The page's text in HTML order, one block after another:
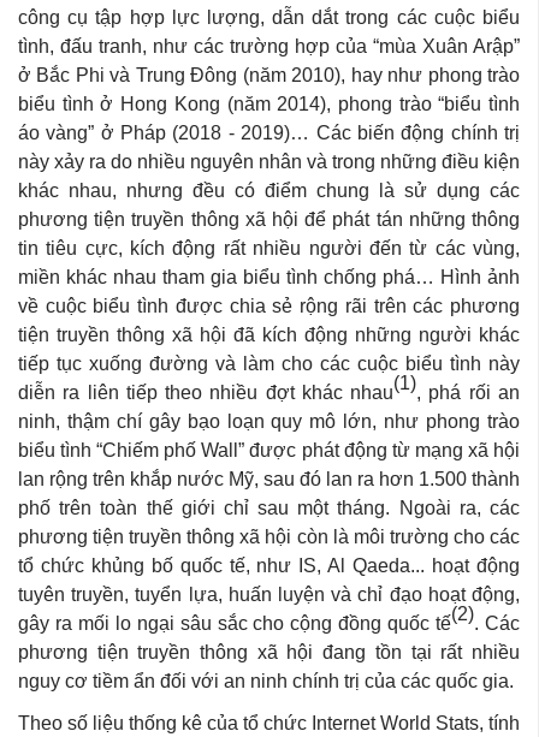
công cụ tập hợp lực lượng, dẫn dắt trong các cuộc biểu
tình, đấu tranh, như các trường hợp của “mùa Xuân Arập”
ở Bắc Phi và Trung Đông (năm 2010), hay như phong trào
biểu tình ở Hong Kong (năm 2014), phong trào “biểu tình
áo vàng” ở Pháp (2018 - 2019)… Các biến động chính trị
này xảy ra do nhiều nguyên nhân và trong những điều kiện
khác nhau, nhưng đều có điểm chung là sử dụng các
phương tiện truyền thông xã hội để phát tán những thông
tin tiêu cực, kích động rất nhiều người đến từ các vùng,
miền khác nhau tham gia biểu tình chống phá… Hình ảnh
về cuộc biểu tình được chia sẻ rộng rãi trên các phương
tiện truyền thông xã hội đã kích động những người khác
tiếp tục xuống đường và làm cho các cuộc biểu tình này
diễn ra liên tiếp theo nhiều đợt khác nhau(1), phá rối an
ninh, thậm chí gây bạo loạn quy mô lớn, như phong trào
biểu tình “Chiếm phố Wall” được phát động từ mạng xã hội
lan rộng trên khắp nước Mỹ, sau đó lan ra hơn 1.500 thành
phố trên toàn thế giới chỉ sau một tháng. Ngoài ra, các
phương tiện truyền thông xã hội còn là môi trường cho các
tổ chức khủng bố quốc tế, như IS, Al Qaeda... hoạt động
tuyên truyền, tuyển lựa, huấn luyện và chỉ đạo hoạt động,
gây ra mối lo ngại sâu sắc cho cộng đồng quốc tế(2). Các
phương tiện truyền thông xã hội đang tồn tại rất nhiều
nguy cơ tiềm ẩn đối với an ninh chính trị của các quốc gia.
Theo số liệu thống kê của tổ chức Internet World Stats, tính